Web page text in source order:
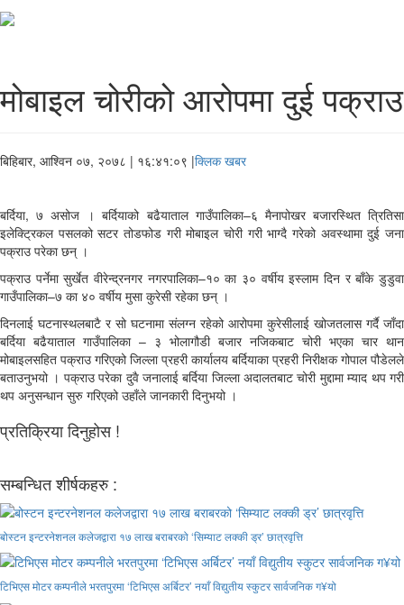
मोबाइल चोरीको आरोपमा दुई पक्राउ
बिहिबार, आश्विन ०७, २०७८ | १६:४१:०९ |क्लिक खबर
बर्दिया, ७ असोज । बर्दियाको बढैयाताल गाउँपालिका–६ मैनापोखर बजारस्थित त्रितिसा
इलेक्ट्रिकल पसलको सटर तोडफोड गरी मोबाइल चोरी गरी भाग्दै गरेको अवस्थामा दुई जना
पक्राउ परेका छन् ।
पक्राउ पर्नेमा सुर्खेत वीरेन्द्रनगर नगरपालिका–१० का ३० वर्षीय इस्लाम दिन र बाँके डुडुवा
गाउँपालिका–७ का ४० वर्षीय मुसा कुरेसी रहेका छन् ।
दिनलाई घटनास्थलबाटै र सो घटनामा संलग्न रहेको आरोपमा कुरेसीलाई खोजतलास गर्दै जाँदा
बर्दिया बढैयाताल गाउँपालिका – ३ भोलागौडी बजार नजिकबाट चोरी भएका चार थान
मोबाइलसहित पक्राउ गरिएको जिल्ला प्रहरी कार्यालय बर्दियाका प्रहरी निरीक्षक गोपाल पौडेलले
बताउनुभयो । पक्राउ परेका दुवै जनालाई बर्दिया जिल्ला अदालतबाट चोरी मुद्दामा म्याद थप गरी
थप अनुसन्धान सुरु गरिएको उहाँले जानकारी दिनुभयो ।
प्रतिक्रिया दिनुहोस !
सम्बन्धित शीर्षकहरु :
बोस्टन इन्टरनेशनल कलेजद्वारा १७ लाख बराबरको ‘सिम्याट लक्की ड्र’ छात्रवृत्ति
टिभिएस मोटर कम्पनीले भरतपुरमा ‘टिभिएस अर्बिटर’ नयाँ विद्युतीय स्कुटर सार्वजनिक ग¥यो